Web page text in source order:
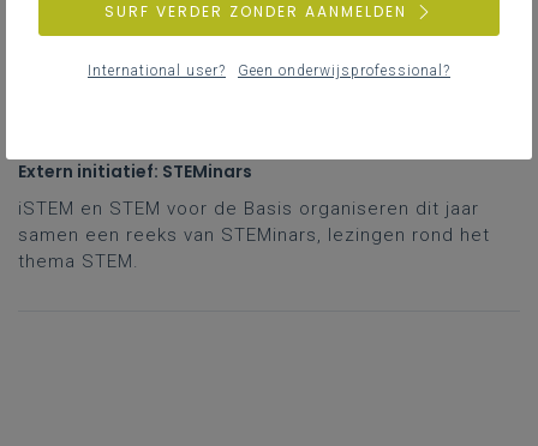
NIEUWS ALLE NIEUWS
Extern initiatief: STEMinars
iSTEM en STEM voor de Basis organiseren dit jaar
samen een reeks van STEMinars, lezingen rond het
thema STEM.
SURF VERDER ZONDER AANMELDEN
International user? Geen onderwijsprofessional?